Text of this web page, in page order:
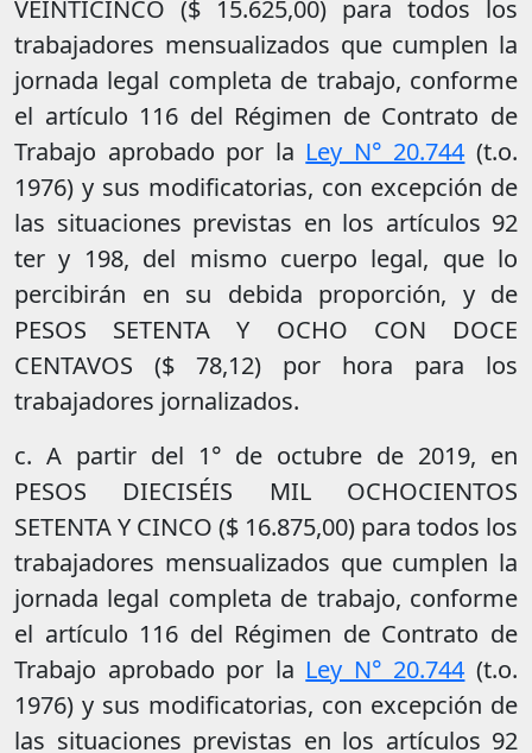
VEINTICINCO ($ 15.625,00) para todos los
trabajadores mensualizados que cumplen la
jornada legal completa de trabajo, conforme
el artículo 116 del Régimen de Contrato de
Trabajo aprobado por la Ley N° 20.744 (t.o.
1976) y sus modificatorias, con excepción de
las situaciones previstas en los artículos 92
ter y 198, del mismo cuerpo legal, que lo
percibirán en su debida proporción, y de
PESOS SETENTA Y OCHO CON DOCE
CENTAVOS ($ 78,12) por hora para los
trabajadores jornalizados.
c. A partir del 1° de octubre de 2019, en
PESOS DIECISÉIS MIL OCHOCIENTOS
SETENTA Y CINCO ($ 16.875,00) para todos los
trabajadores mensualizados que cumplen la
jornada legal completa de trabajo, conforme
el artículo 116 del Régimen de Contrato de
Trabajo aprobado por la Ley N° 20.744 (t.o.
1976) y sus modificatorias, con excepción de
las situaciones previstas en los artículos 92